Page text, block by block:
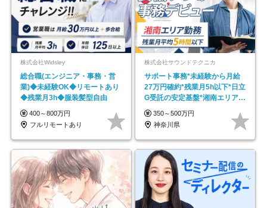
株式会社Widsley
総合職(エンジニア・事務・営
業)◆未経験OK◆リモートあり
◆残業月3h◆服装髪型自由
400～800万円
フルリモートあり
株式会社サウンドテクニカ
サポート事務*未経験から月給
27万円確約*残業月5h以下*日立
G受託の安定基盤*湘南エリア勤
務
350～500万円
神奈川県